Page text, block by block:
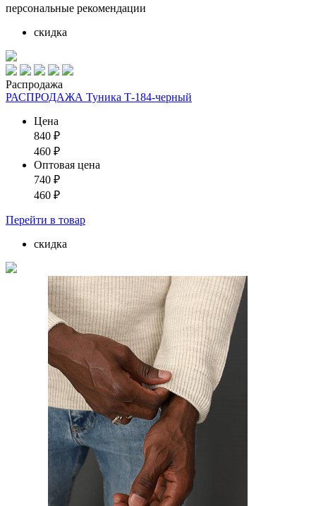
персональные рекомендации
скидка
Распродажа
РАСПРОДАЖА Туника Т-184-черный
Цена
840 ₽
460 ₽
Оптовая цена
740 ₽
460 ₽
Перейти в товар
скидка